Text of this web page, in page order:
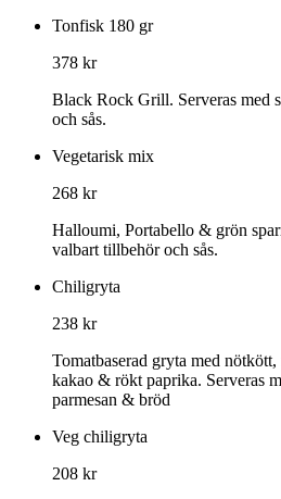
Tonfisk 180 gr
378 kr
Black Rock Grill. Serveras med
och sås.
Vegetarisk mix
268 kr
Halloumi, Portabello & grön
valbart tillbehör och sås.
Chiligryta
238 kr
Tomatbaserad gryta med
kakao & rökt paprika. Serveras
parmesan & bröd
Veg chiligryta
208 kr